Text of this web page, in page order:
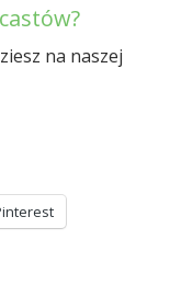
na naszej